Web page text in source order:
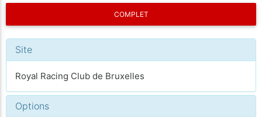
COMPLET
Site
Royal Racing Club de Bruxelles
Options